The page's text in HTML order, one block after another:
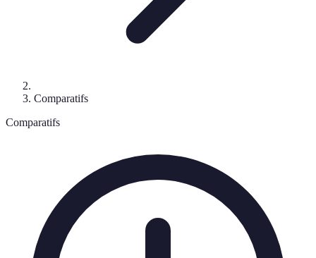
Comparatifs
Comparatifs